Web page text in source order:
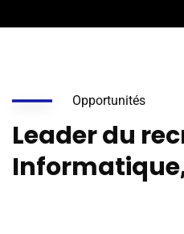
Opportunités
Leader du